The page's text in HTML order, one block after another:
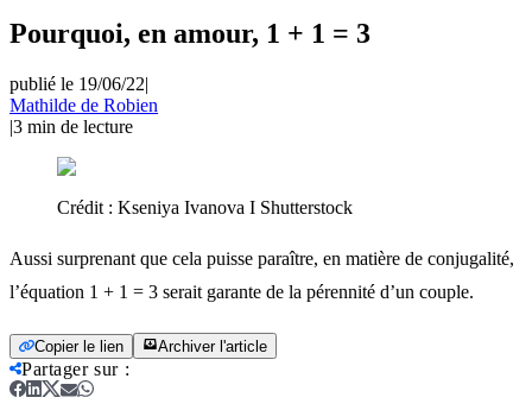
Pourquoi, en amour, 1 + 1 = 3
publié le 19/06/22|
Mathilde de Robien
|3 min de lecture
Crédit : Kseniya Ivanova I Shutterstock
Aussi surprenant que cela puisse paraître, en matière de conjugalité,
l’équation 1 + 1 = 3 serait garante de la pérennité d’un couple.
Copier le lien Archiver l'article
Partager sur: